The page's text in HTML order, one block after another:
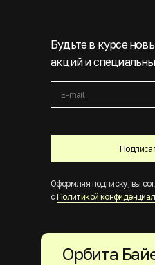
Будьте в курсе
акций и
Оформляя подписку, вы
с Политикой
Орбита